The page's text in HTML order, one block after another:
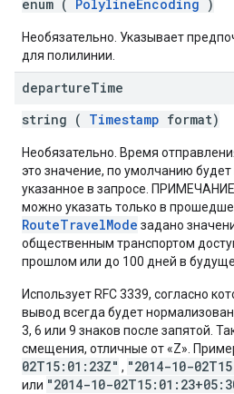
enum ( PolylineEncoding )
Необязательно. Указывает
для полилинии.
departureTime
string ( Timestamp format)
Необязательно. Время
это значение, по умолчанию
указанное в запросе. ПРИМЕЧАНИЕ.
можно указать только в
RouteTravelMode задано
общественным транспортом
прошлом или до 100 дней в
Использует RFC 3339, согласно
вывод всегда будет
3, 6 или 9 знаков после запятой.
смещения, отличные от «Z».
02T15:01:23Z" , "2014-10-
или "2014-10-